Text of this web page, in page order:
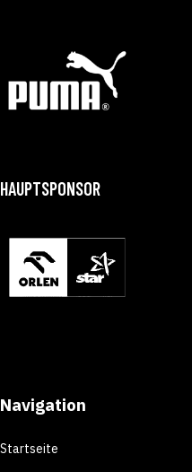
HAUPTSPONSOR
Navigation
Startseite